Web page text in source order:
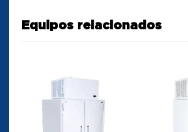
Equipos relacionados